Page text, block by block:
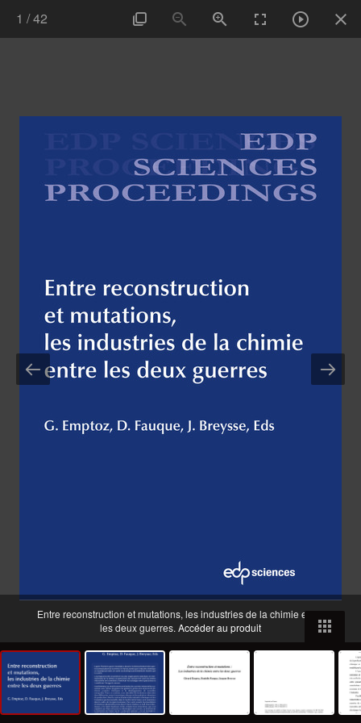
1 /42
Entre reconstruction et mutations, les industries de la chimie entre
les deux guerres. Accéder au produit